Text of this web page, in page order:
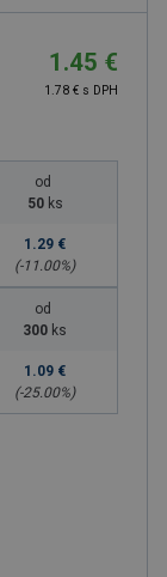
1.45 €
1.78 € s DPH
od
50 ks
1.29 €
(-11.00%)
od
300 ks
1.09 €
(-25.00%)